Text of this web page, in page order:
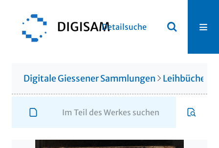
Detailsuche
Digitale Giessener Sammlungen